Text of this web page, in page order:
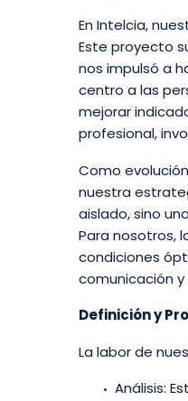
En Intelcia,
Este proyecto
nos impulsó a
centro a las
mejorar
profesional,
Como
nuestra
aislado, sino
Para nosotros,
condiciones
comunicación
Definición y
La labor de
Análisis: